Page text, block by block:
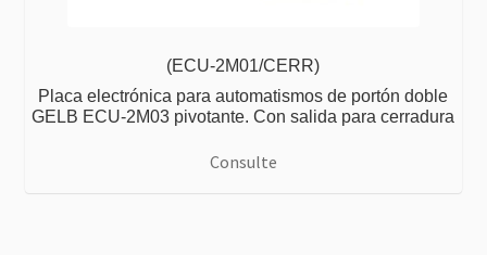
(ECU-2M01/CERR)
Placa electrónica para automatismos de portón doble
GELB ECU-2M03 pivotante. Con salida para cerradura
Consulte